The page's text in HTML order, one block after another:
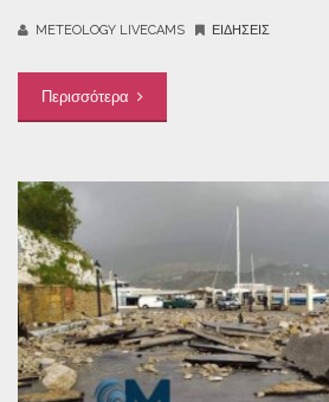
METEOLOGY LIVECAMS ΕΙΔΉΣΕΙΣ
Περισσότερα